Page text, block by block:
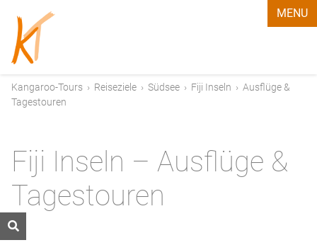
MENU
Kangaroo-Tours › Reiseziele › Südsee › Fiji Inseln › Ausflüge &
Tagestouren
Fiji Inseln – Ausflüge &
Tagestouren